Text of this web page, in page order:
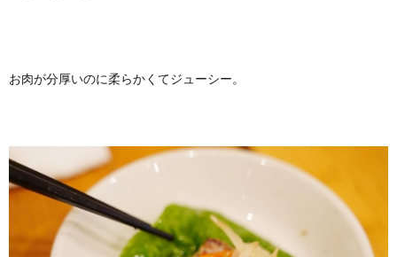
お肉が分厚いのに柔らかくてジューシー。